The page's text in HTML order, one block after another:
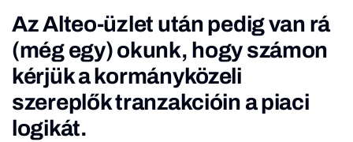
Az Alteo-üzlet után pedig van rá
(még egy) okunk, hogy számon
kérjük a kormányközeli
szereplők tranzakcióin a piaci
logikát.